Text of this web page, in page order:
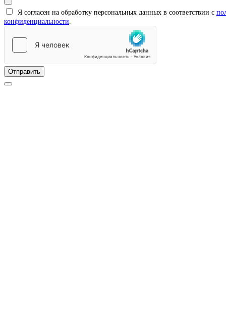
Я согласен на обработку персональных данных в соответствии с
конфиденциальности